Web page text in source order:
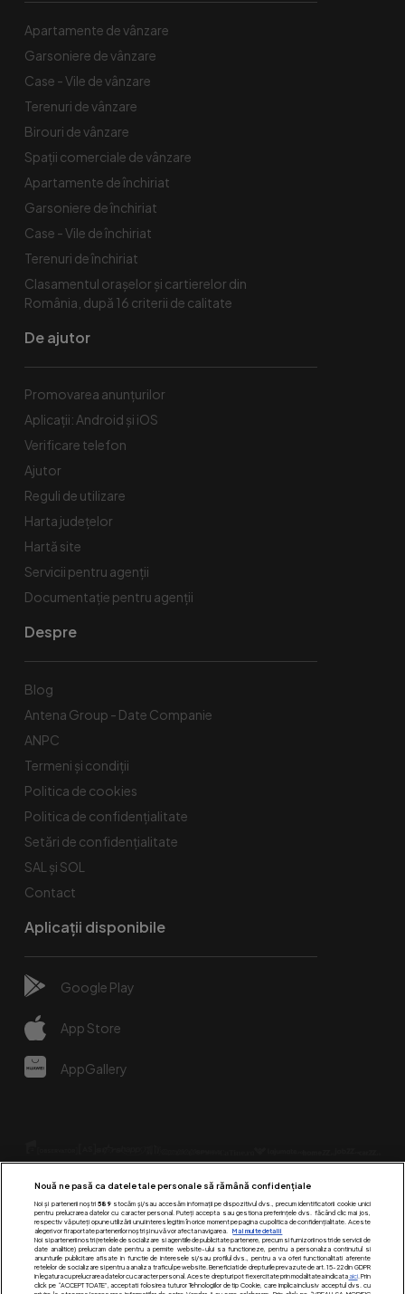
Apartamente de vânzare
Garsoniere de vânzare
Case - Vile de vânzare
Terenuri de vânzare
Birouri de vânzare
Spaţii comerciale de vânzare
Apartamente de închiriat
Garsoniere de închiriat
Case - Vile de închiriat
Terenuri de închiriat
Clasamentul orașelor și cartierelor din
România, după 16 criterii de calitate
De ajutor
Promovarea anunțurilor
Aplicații: Android și iOS
Verificare telefon
Ajutor
Reguli de utilizare
Harta județelor
Hartă site
Servicii pentru agenții
Documentație pentru agenții
Despre
Blog
Antena Group - Date Companie
ANPC
Termeni și condiții
Politica de cookies
Politica de confidențialitate
Setări de confidențialitate
SAL și SOL
Contact
Aplicații disponibile
Google Play
App Store
AppGallery
Urmărește-ne pe:
Nouă ne pasă ca datele tale personale să rămână confidențiale
Noi și partenerii noștri 589stocăm și/sau accesăm informații pe dispozitivul dvs., precum identificatorii cookie unici
pentru prelucrarea datelor cu caracter personal. Puteți accepta sau gestiona preferințele dvs. făcând clic mai jos,
respectiv vă puteți opune utilizării unui interes legitim în orice moment pe pagina cu politica de confidențialitate. Aceste
alegeri vor fi raportate partenerilor noștri și nu vă vor afecta navigarea.
Mai multe detalii
Noi si partenerii nostri (retelele de socializare si agentiile de publicitate partenere, precum si furnizorii nostri de servicii de
date analitice) prelucram date pentru a permite website-ului sa functioneze, pentru a personaliza continutul si
anunturile publicitare afisate in functie de interesele si/sau profilul dvs., pentru a va oferi functionalitati aferente
retelelor de socializare si pentru a analiza traficul pe website. Beneficiati de drepturile prevazute de art. 15-22 din GDPR
in legatura cu prelucrarea datelor cu caracter personal. Aceste drepturi pot fi exercitate prin modalitatea indicataaici. Prin
click pe “ACCEPT TOATE”, acceptati folosirea tuturor Tehnologiilor de tip Cookie, care implica inclusiv acceptul dvs. cu